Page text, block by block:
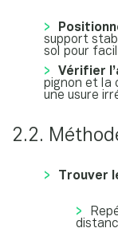
support
sol pour
Vérifier
pignon et la
une usure
2.2.
Trouver